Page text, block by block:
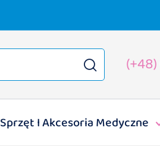
(+48)
Sprzęt I Akcesoria Medyczne